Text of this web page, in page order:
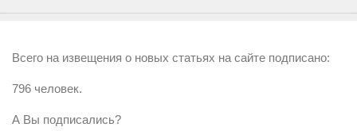
Всего на извещения о новых статьях на сайте подписано:
796 человек.
А Вы подписались?